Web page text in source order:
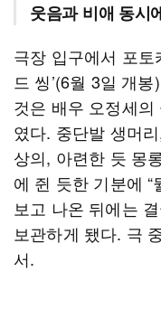
웃음과 비애 동시
극장 입구에서 포토
드 씽’(6월 3일 개
것은 배우 오정세의
였다. 중단발 생머
상의, 아련한 듯 몽
에 쥔 듯한 기분에
보고 나온 뒤에는
보관하게 됐다. 극
서.